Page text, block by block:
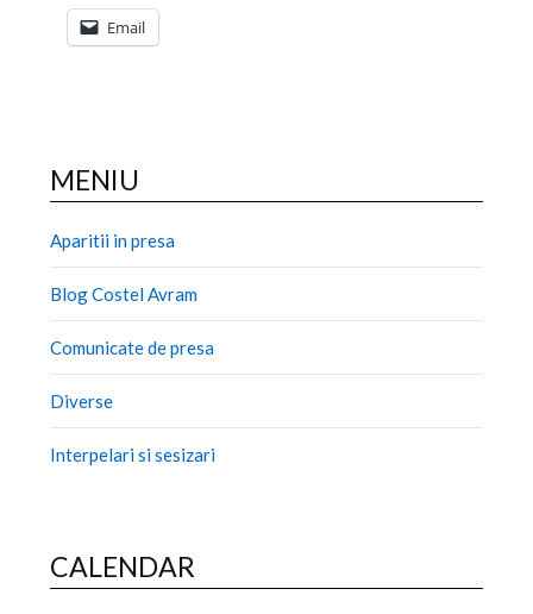
Email
MENIU
Aparitii in presa
Blog Costel Avram
Comunicate de presa
Diverse
Interpelari si sesizari
CALENDAR